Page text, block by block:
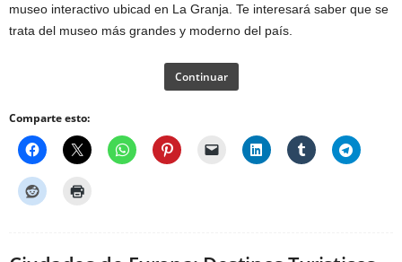
museo interactivo ubicad en La Granja. Te interesará saber que se
trata del museo más grandes y moderno del país.
Continuar
Comparte esto: